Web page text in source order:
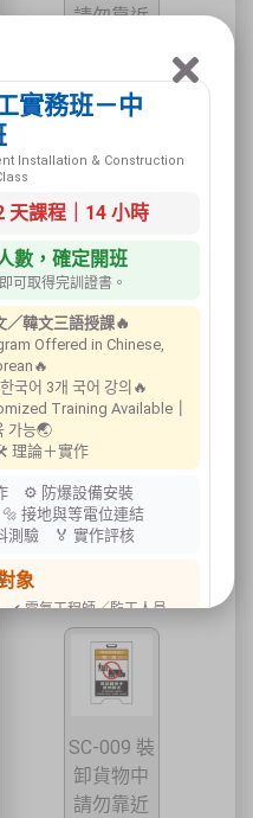
請勿靠近
火作業中
SC-008 設
備維修中
SC-009 裝
卸貨物中
請勿靠近
實務班－中
Installation & Construction
天課程｜14 小時
數，確定開班
可取得完訓證書。
／韓文三語授課🔥
Offered in Chinese,
국어 3개 국어 강의🔥
Training Available
가능🌏
理論＋實作
⚙ 防爆設備安裝
接地與等電位連結
測驗 🏅 實作評核
象
✔ 電氣工程師／監工人員
✔ 工程承攬商
路一段100號9樓
省工商安全衛生協會
術顧問股份有限公司
教育訓練中心（ExTW）